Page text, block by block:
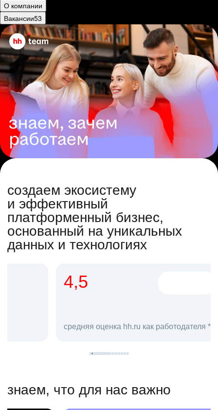
О компании
Вакансии53
создаем экосистему
и эффективный
платформенный бизнес,
основанный на уникальных
данных и технологиях
средняя оценка hh.ru как работодателя **
в hh.ru
знаем, что для нас важно